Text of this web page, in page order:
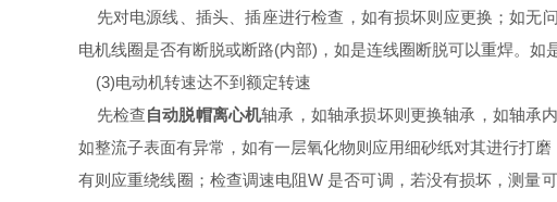
先对电源线、插头、插座进行检查，如有损坏则应更换
电机线圈是否有断脱或断路(内部)，如是连线圈断脱可以重焊。如
(3)电动机转速达不到额定转速
先检查自动脱帽离心机轴承，如轴承损坏则更换轴承，如
如整流子表面有异常，如有一层氧化物则应用细砂纸对其进行打
有则应重绕线圈；检查调速电阻W 是否可调，若没有损坏